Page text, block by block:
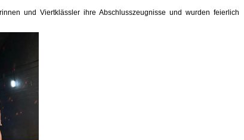
und Viertklässler ihre Abschlusszeugnisse und wurden feierlich